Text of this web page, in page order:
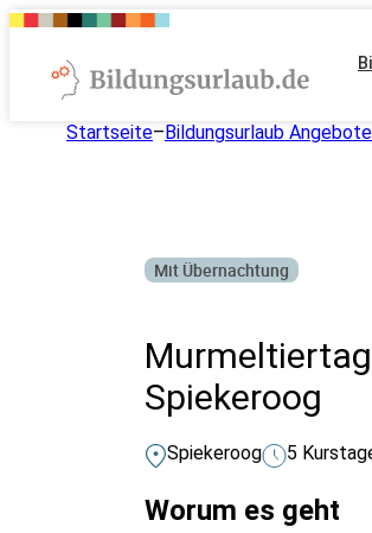
Startseite–Bildungsurlaub Angebote
Mit Übernachtung
Spiekeroog
Spiekeroog 5
Worum es geht